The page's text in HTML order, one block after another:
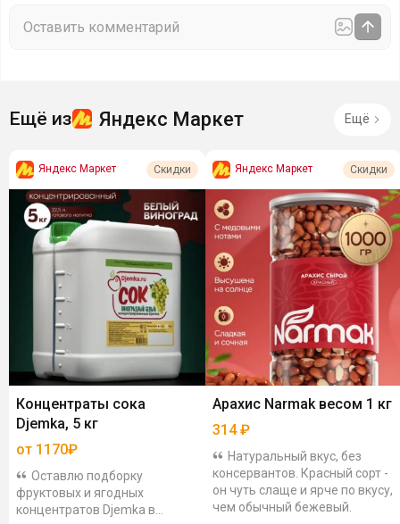
Ещё из Яндекс Маркет Ещё
Яндекс Маркет Скидки
Концентраты сока
Djemka, 5 кг
от 1170₽
Оставлю подборку
фруктовых и ягодных
концентратов Djemka в
Яндекс Маркет Скидки
Арахис Narmak весом 1 кг
314₽
Натуральный вкус, без
консервантов. Красный сорт -
он чуть слаще и ярче по вкусу,
чем обычный бежевый.